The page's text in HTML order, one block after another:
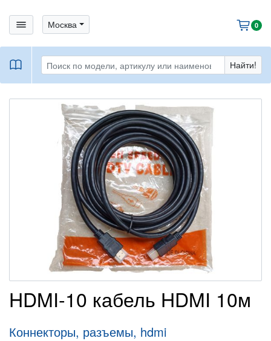
bars Москва cart 0
book Найти!
HDMI-10 кабель HDMI 10м
Коннекторы, разъемы, hdmi